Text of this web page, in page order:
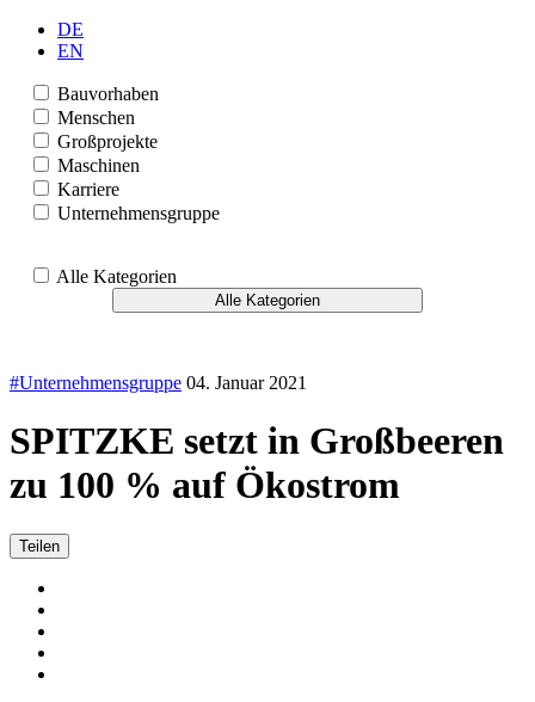
DE
EN
Bauvorhaben
Menschen
Großprojekte
Maschinen
Karriere
Unternehmensgruppe
Alle Kategorien
Alle Kategorien
#Unternehmensgruppe 04. Januar 2021
SPITZKE setzt in Großbeeren
zu 100 % auf Ökostrom
Teilen